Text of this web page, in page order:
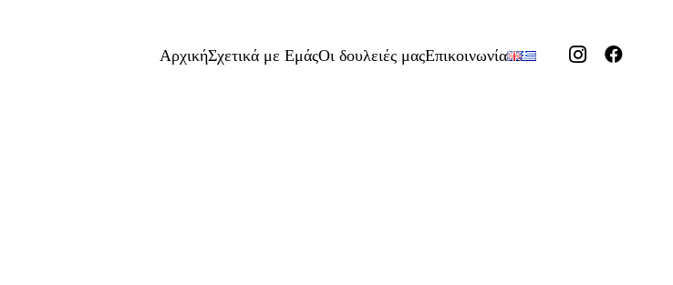
ΑρχικήΣχετικά με ΕμάςΟι δουλειές μαςΕπικοινωνία